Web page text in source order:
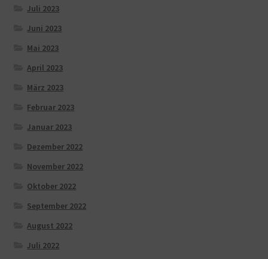
Juli 2023
Juni 2023
Mai 2023
April 2023
März 2023
Februar 2023
Januar 2023
Dezember 2022
November 2022
Oktober 2022
September 2022
August 2022
Juli 2022